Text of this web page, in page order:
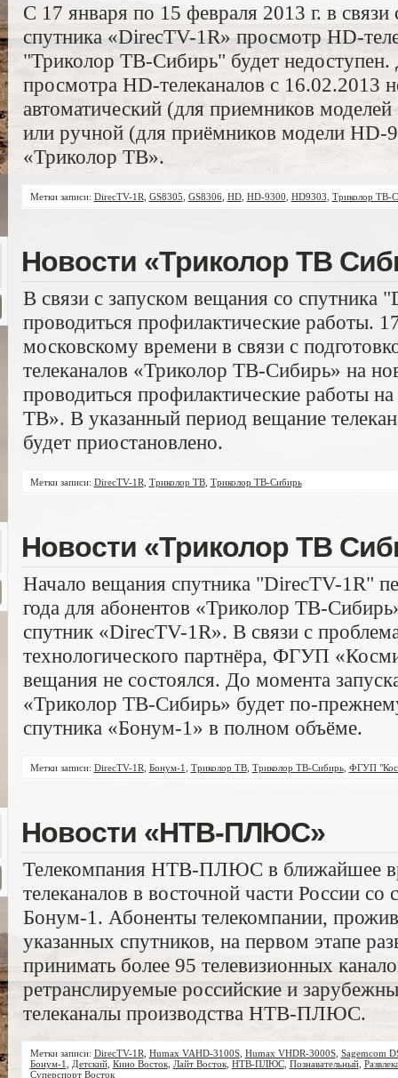
С 17 января по 15 февраля 2013 г. в
спутника «DirecTV-1R» просмотр HD-
"Триколор ТВ-Сибирь" будет недоступен.
просмотра HD-телеканалов с 16.02.2013
автоматический (для приемников
или ручной (для приёмников модели HD-
«Триколор ТВ».
Метки записи: DirecTV-1R GS8305 GS8306, HD, HD-9300 HD9303 Триколор ТВ-
Новости «Триколор ТВ
В связи с запуском вещания со спутника
проводиться профилактические работы.
московскому времени в связи с
телеканалов «Триколор ТВ-Сибирь» на
проводиться профилактические работы
ТВ». В указанный период вещание
будет приостановлено.
Метки записи: DirecTV-1R Триколор ТВ, Триколор ТВ-Сибирь
Новости «Триколор ТВ
Начало вещания спутника "DirecTV-1R"
года для абонентов «Триколор ТВ-
спутник «DirecTV-1R». В связи с
технологического партнёра, ФГУП
вещания не состоялся. До момента
«Триколор ТВ-Сибирь» будет по-
спутника «Бонум-1» в полном объёме.
Метки записи: DirecTV-1R Бонум-1 Триколор ТВ, Триколор ТВ-Сибирь, ФГУП
Новости «НТВ-ПЛЮС»
Телекомпания НТВ-ПЛЮС в ближайшее
телеканалов в восточной части России
Бонум-1. Абоненты телекомпании,
указанных спутников, на первом этапе
принимать более 95 телевизионных
ретранслируемые российские и
телеканалы производства НТВ-ПЛЮС.
Метки записи: DirecTV-1R Humax VAHD-3100S, Humax VHDR-3000S, Sagemcom
Бонум-1
Детский, Кино Восток, Лайт Восток, НТВ-ПЛЮС, Познавательный,
Суперспорт Восток